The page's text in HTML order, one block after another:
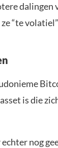
dalingen
“te
is die
nog